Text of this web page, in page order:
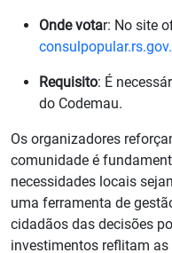
Onde votar: No site
Requisito: É
do Codemau.
Os organizadores
comunidade é
necessidades locais
uma ferramenta de
cidadãos das decisões
investimentos reflitam